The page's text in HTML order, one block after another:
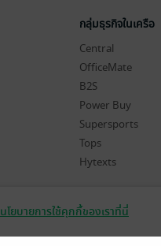
กลุ่มธุรกิจในเครือ
Central
OfficeMate
B2S
Power Buy
Supersports
Tops
Hytexts
นโยบายการใช้คุกกี้ของเราที่นี่